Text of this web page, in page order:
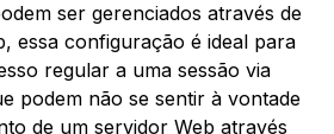
ser gerenciados através de
essa configuração é ideal para
regular a uma sessão via
podem não se sentir à vontade
de um servidor Web através